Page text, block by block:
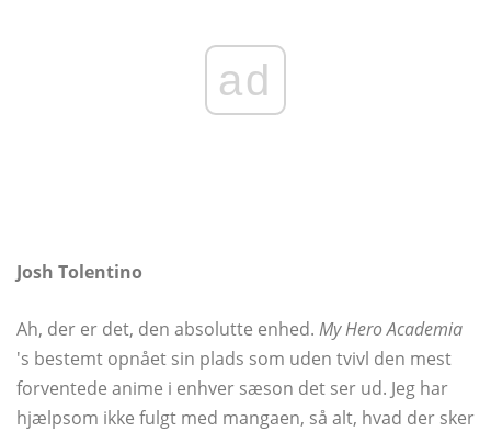
ad
Josh Tolentino
Ah, der er det, den absolutte enhed. My Hero Academia
's bestemt opnået sin plads som uden tvivl den mest
forventede anime i enhver sæson det ser ud. Jeg har
hjælpsom ikke fulgt med mangaen, så alt, hvad der sker